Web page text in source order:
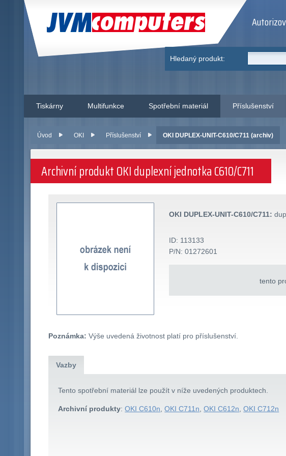
JVM Computers
Hledaný produkt:
Tiskárny Multifunkce Spotřební materiál Příslušenství
Úvod OKI Příslušenství OKI DUPLEX-UNIT-C610/C711 (archiv)
Archivní produkt OKI duplexní jednotka C610/C711
OKI DUPLEX-UNIT-C610/C711:
ID: 113133
P/N: 01272601
tento
Poznámka: Výše uvedená životnost platí pro příslušenství.
Vazby
Tento spotřební materiál lze použít v níže uvedených produktech.
Archivní produkty:OKI C610n,OKI C711n,OKI C612n,OKI C712n